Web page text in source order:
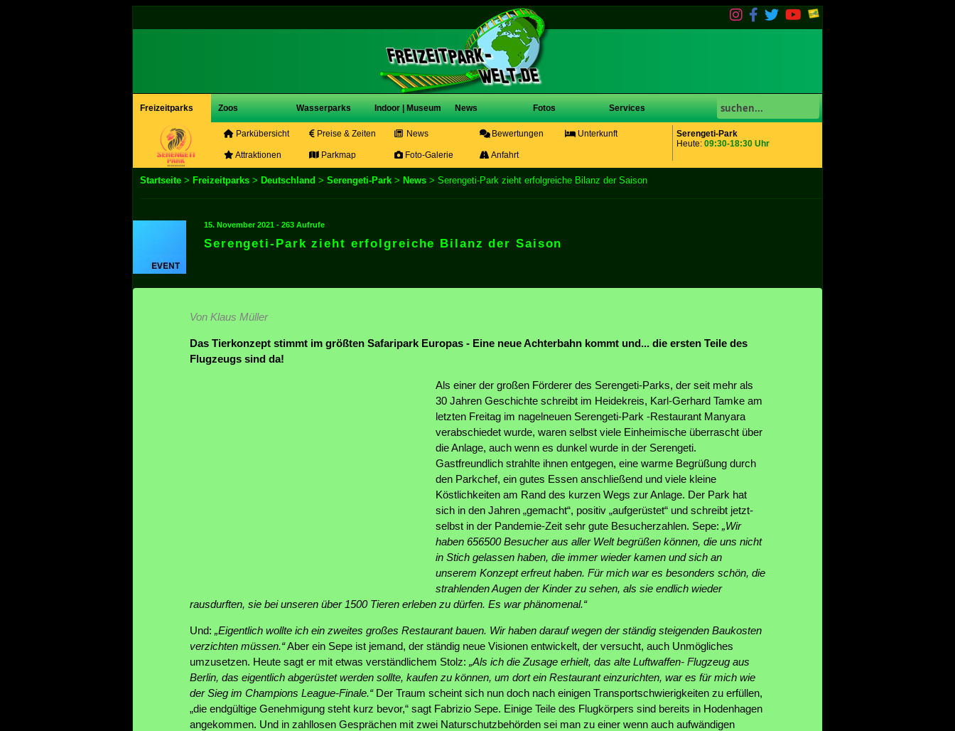
Freizeitparks Zoos Wasserparks Indoor | Museum News Fotos Services
Serengeti-Park
Heute: 09:30-18:30 Uhr
Parkübersicht Preise & Zeiten News Bewertungen Unterkunft
Attraktionen Parkmap Foto-Galerie Anfahrt
Startseite > Freizeitparks > Deutschland > Serengeti-Park > News > Serengeti-Park zieht erfolgreiche Bilanz der Saison
15. November 2021 - 263 Aufrufe
Serengeti-Park zieht erfolgreiche Bilanz der Saison
Von Klaus Müller
Das Tierkonzept stimmt im größten Safaripark Europas - Eine neue Achterbahn kommt und... die ersten Teile des
Flugzeugs sind da!
Als einer der großen Förderer des Serengeti-Parks, der seit mehr als
30 Jahren Geschichte schreibt im Heidekreis, Karl-Gerhard Tamke am
letzten Freitag im nagelneuen Serengeti-Park -Restaurant Manyara
verabschiedet wurde, waren selbst viele Einheimische überrascht über
die Anlage, auch wenn es dunkel wurde in der Serengeti.
Gastfreundlich strahlte ihnen entgegen, eine warme Begrüßung durch
den Parkchef, ein gutes Essen anschließend und viele kleine
Köstlichkeiten am Rand des kurzen Wegs zur Anlage. Der Park hat
sich in den Jahren „gemacht“, positiv „aufgerüstet“ und schreibt jetzt-
selbst in der Pandemie-Zeit sehr gute Besucherzahlen. Sepe: „Wir
haben 656500 Besucher aus aller Welt begrüßen können, die uns nicht
in Stich gelassen haben, die immer wieder kamen und sich an
unserem Konzept erfreut haben. Für mich war es besonders schön, die
strahlenden Augen der Kinder zu sehen, als sie endlich wieder
rausdurften, sie bei unseren über 1500 Tieren erleben zu dürfen. Es war phänomenal.“
Und: „Eigentlich wollte ich ein zweites großes Restaurant bauen. Wir haben darauf wegen der ständig steigenden Baukosten
verzichten müssen.“Aber ein Sepe ist jemand, der ständig neue Visionen entwickelt, der versucht, auch Unmögliches
umzusetzen. Heute sagt er mit etwas verständlichem Stolz: „Als ich die Zusage erhielt, das alte Luftwaffen- Flugzeug aus
Berlin, das eigentlich abgerüstet werden sollte, kaufen zu können, um dort ein Restaurant einzurichten, war es für mich wie
der Sieg im Champions League-Finale.“Der Traum scheint sich nun doch nach einigen Transportschwierigkeiten zu erfüllen,
„die endgültige Genehmigung steht kurz bevor,“ sagt Fabrizio Sepe. Einige Teile des Flugkörpers sind bereits in Hodenhagen
angekommen. Und in zahllosen Gesprächen mit zwei Naturschutzbehörden sei man zu einer wenn auch aufwändigen